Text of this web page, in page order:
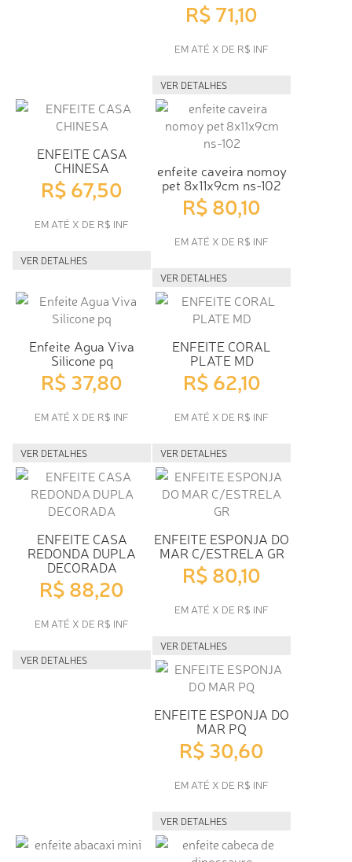
R$ 71,10
EM ATÉ X DE R$ INF
VER DETALHES
ENFEITE CASA
CHINESA
R$ 67,50
EM ATÉ X DE R$ INF
VER DETALHES
enfeite caveira nomoy
pet 8x11x9cm ns-102
R$ 80,10
EM ATÉ X DE R$ INF
VER DETALHES
Enfeite Agua Viva
Silicone pq
R$ 37,80
EM ATÉ X DE R$ INF
VER DETALHES
ENFEITE CORAL
PLATE MD
R$ 62,10
EM ATÉ X DE R$ INF
VER DETALHES
ENFEITE CASA
REDONDA DUPLA
DECORADA
R$ 88,20
EM ATÉ X DE R$ INF
VER DETALHES
ENFEITE ESPONJA DO
MAR C/ESTRELA GR
R$ 80,10
EM ATÉ X DE R$ INF
VER DETALHES
ENFEITE ESPONJA DO
MAR PQ
R$ 30,60
EM ATÉ X DE R$ INF
VER DETALHES